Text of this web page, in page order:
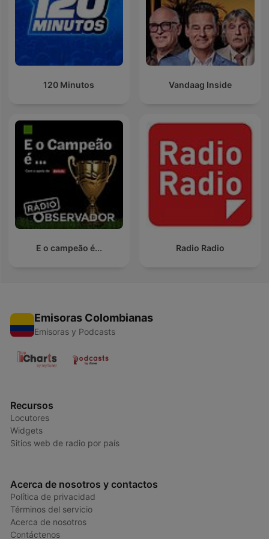
120 Minutos Vandaag Inside
E o campeão é... Radio Radio
Emisoras Colombianas
Emisoras y Podcasts
Recursos
Locutores
Widgets
Sitios web de radio por país
Acerca de nosotros y contactos
Política de privacidad
Términos del servicio
Acerca de nosotros
Contáctenos